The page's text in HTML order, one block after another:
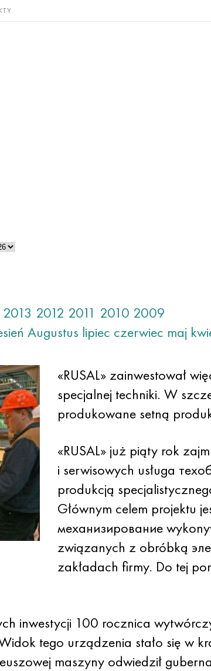
i Brąz, miedź,
2013 2012 2011 2010 2009
Augustus lipiec czerwiec maj
«RUSAL» zainwestował
specjalnej techniki. W
produkowane setną
«RUSAL» już piąty rok
i serwisowych usługa
produkcją
Głównym celem projektu
механизирование
związanych z obróbką
zakładach firmy. Do tej
inwestycji 100 rocznica
tego urządzenia stało się w
maszyny odwiedził